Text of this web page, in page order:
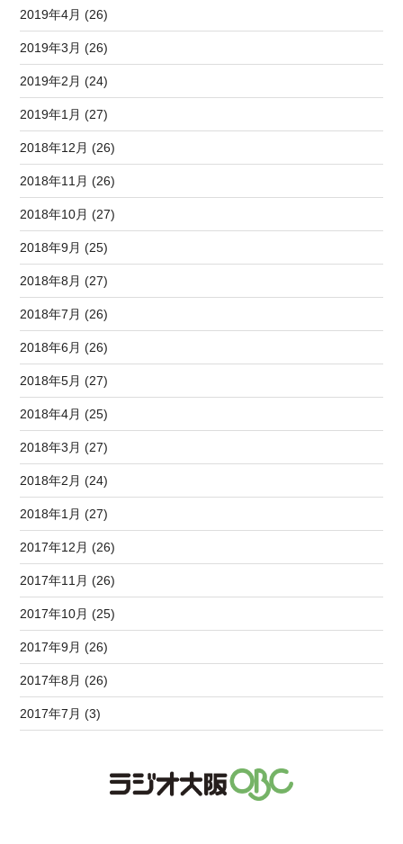
2019年4月 (26)
2019年3月 (26)
2019年2月 (24)
2019年1月 (27)
2018年12月 (26)
2018年11月 (26)
2018年10月 (27)
2018年9月 (25)
2018年8月 (27)
2018年7月 (26)
2018年6月 (26)
2018年5月 (27)
2018年4月 (25)
2018年3月 (27)
2018年2月 (24)
2018年1月 (27)
2017年12月 (26)
2017年11月 (26)
2017年10月 (25)
2017年9月 (26)
2017年8月 (26)
2017年7月 (3)